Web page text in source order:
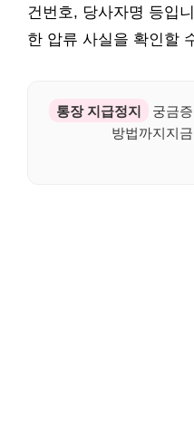
건번호, 당사자명 등입
한 압류 사실을 확인할
통장 지급정지
궁금
방법까지지